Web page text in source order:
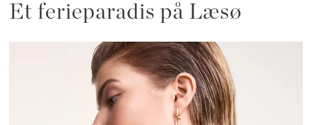
Et ferieparadis på Læsø